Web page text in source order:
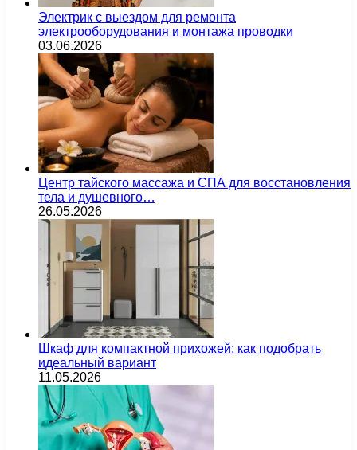
Электрик с выездом для ремонта
электрооборудования и монтажа проводки
03.06.2026
Центр тайского массажа и СПА для восстановления
тела и душевного…
26.05.2026
Шкаф для компактной прихожей: как подобрать
идеальный вариант
11.05.2026